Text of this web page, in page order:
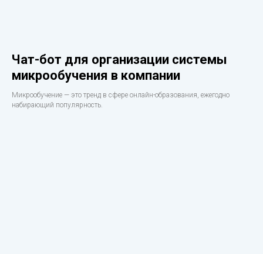
Чат-бот для организации системы
микрообучения в компании
Микрообучение — это тренд в сфере онлайн-образования, ежегодно
набирающий популярность.